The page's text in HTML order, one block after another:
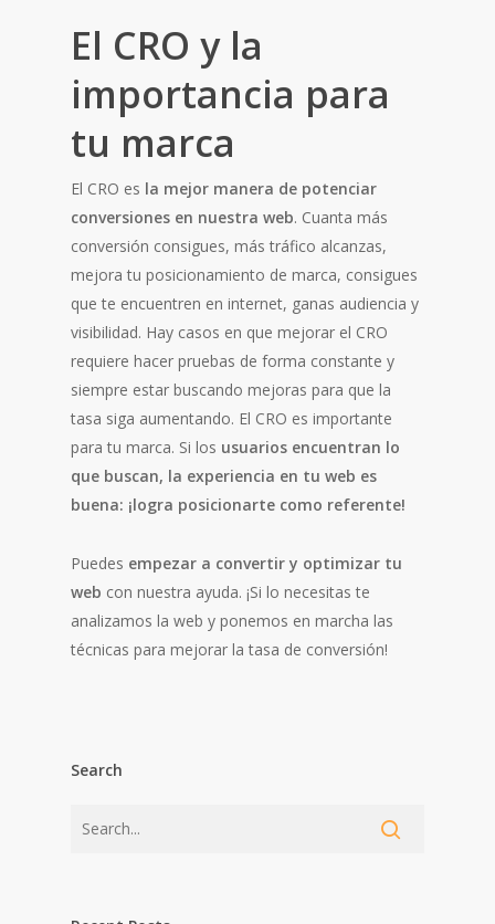
El CRO y la
importancia para
tu marca
El CRO es la mejor manera de potenciar
conversiones en nuestra web. Cuanta más
conversión consigues, más tráfico alcanzas,
mejora tu posicionamiento de marca, consigues
que te encuentren en internet, ganas audiencia y
visibilidad. Hay casos en que mejorar el CRO
requiere hacer pruebas de forma constante y
siempre estar buscando mejoras para que la
tasa siga aumentando. El CRO es importante
para tu marca. Si los usuarios encuentran lo
que buscan, la experiencia en tu web es
buena: ¡logra posicionarte como referente!
Puedes empezar a convertir y optimizar tu
web con nuestra ayuda. ¡Si lo necesitas te
analizamos la web y ponemos en marcha las
técnicas para mejorar la tasa de conversión!
Search